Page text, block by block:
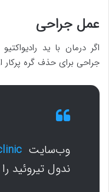
عمل جراحی
اگر درمان با ید
جراحی برای حذف گره
وب‌سایت
ندول تیروئید